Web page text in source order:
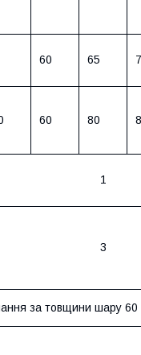
60 65
60 80
1
3
за товщини шару 60